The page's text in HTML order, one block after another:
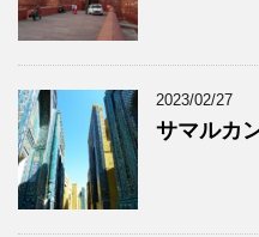
2023/02/27
サマルカ